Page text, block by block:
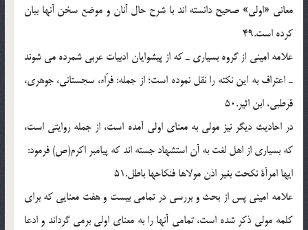
معانى «اولى» صحيح دانسته اند با شرح حال آنان و موضع سخن آنها بيان
كرده است.49
علامه امينى از گروه بسيارى ـ كه از پيشوايان ادبيات عربى شمرده مى شوند
ـ اعتراف به اين نكته را نقل نموده است؛ از جمله: فرّاء، سجستانى، جوهرى،
قرطبى، ابن اثير.50
در احاديث ديگر نيز مولى به معناى اولى آمده است، از جمله روايتى است،
كه بسيارى از اهل لغت به آن استشهاد جسته اند كه پيامبر اكرم(ص) فرمود:
ايها امرأة نكحت بغير اذن مولاها فنكاحها باطل.51
علامه امينى پس از بحث و بررسى در تمامى بيست و هفت معنايى كه براى
كلمه مولى ذكر شده است، تمامى آنها را به معناى اولى برمى گرداند و ادعا